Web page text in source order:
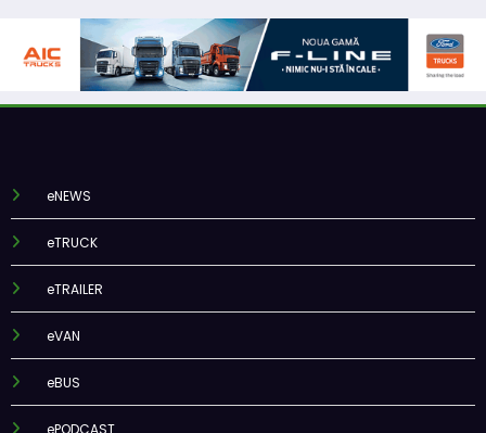
eNEWS
eTRUCK
eTRAILER
eVAN
eBUS
ePODCAST